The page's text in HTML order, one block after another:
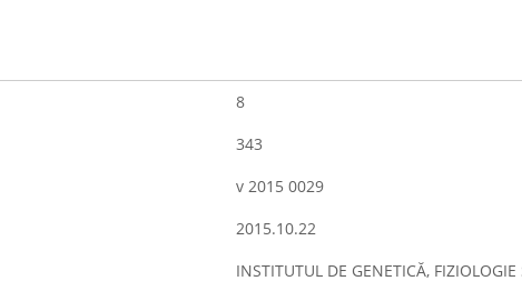
8
343
v 2015 0029
2015.10.22
INSTITUTUL DE GENETICĂ,